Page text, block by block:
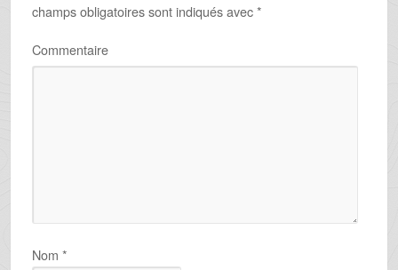
champs obligatoires sont indiqués avec*
Commentaire
Nom *